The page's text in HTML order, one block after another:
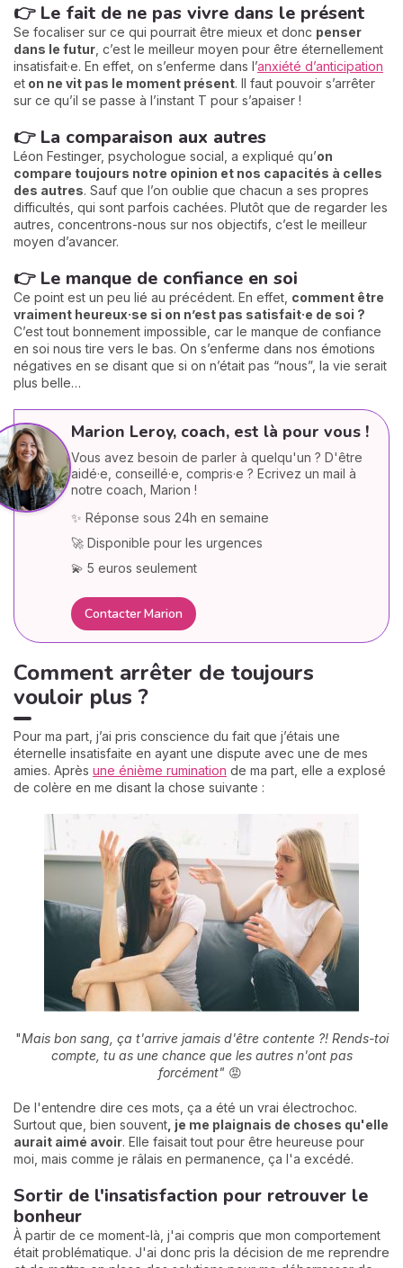
👉 Le fait de ne pas vivre dans le présent
Se focaliser sur ce qui pourrait être mieux et donc penser
dans le futur, c’est le meilleur moyen pour être éternellement
insatisfait·e. En effet, on s’enferme dans l’anxiété d’anticipation
et on ne vit pas le moment présent. Il faut pouvoir s’arrêter
sur ce qu’il se passe à l’instant T pour s’apaiser !
👉 La comparaison aux autres
Léon Festinger, psychologue social, a expliqué qu’on
compare toujours notre opinion et nos capacités à celles
des autres. Sauf que l’on oublie que chacun a ses propres
difficultés, qui sont parfois cachées. Plutôt que de regarder les
autres, concentrons-nous sur nos objectifs, c’est le meilleur
moyen d’avancer.
👉 Le manque de confiance en soi
Ce point est un peu lié au précédent. En effet, comment être
vraiment heureux·se si on n’est pas satisfait·e de soi ?
C’est tout bonnement impossible, car le manque de confiance
en soi nous tire vers le bas. On s’enferme dans nos émotions
négatives en se disant que si on n’était pas “nous”, la vie serait
plus belle…
Marion Leroy, coach, est là pour vous !
Vous avez besoin de parler à quelqu'un ? D'être
aidé·e, conseillé·e, compris·e ? Ecrivez un mail à
notre coach, Marion !
✨ Réponse sous 24h en semaine
🚀 Disponible pour les urgences
💫 5 euros seulement
Contacter Marion
Comment arrêter de toujours
vouloir plus ?
Pour ma part, j’ai pris conscience du fait que j’étais une
éternelle insatisfaite en ayant une dispute avec une de mes
amies. Après une énième rumination de ma part, elle a explosé
de colère en me disant la chose suivante :
"Mais bon sang, ça t'arrive jamais d'être contente ?! Rends-toi
compte, tu as une chance que les autres n'ont pas
forcément" 😡
De l'entendre dire ces mots, ça a été un vrai électrochoc.
Surtout que, bien souvent , je me plaignais de choses qu'elle
aurait aimé avoir. Elle faisait tout pour être heureuse pour
moi, mais comme je râlais en permanence, ça l'a excédé.
Sortir de l'insatisfaction pour retrouver le
bonheur
À partir de ce moment-là, j'ai compris que mon comportement
était problématique. J'ai donc pris la décision de me reprendre